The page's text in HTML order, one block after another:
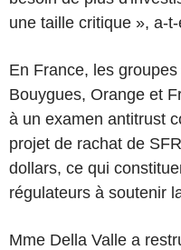
une taille critique », a-
En France, les
Bouygues, Orange et
à un examen antitrust
projet de rachat de
dollars, ce qui
régulateurs à soutenir
Mme Della Valle a